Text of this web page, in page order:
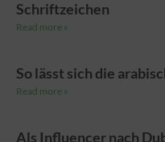
Schriftzeichen
Read more »
So lässt sich die
Read more »
Als Influencer nach